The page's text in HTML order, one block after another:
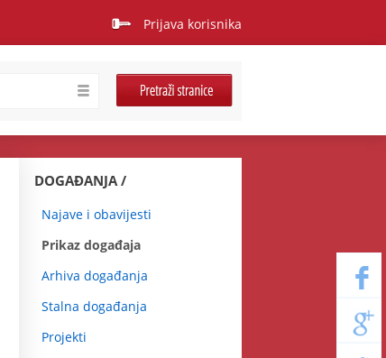
Prijava korisnika
DOGAĐANJA
Najave i obavijesti
Prikaz događaja
Arhiva događanja
Stalna događanja
Projekti